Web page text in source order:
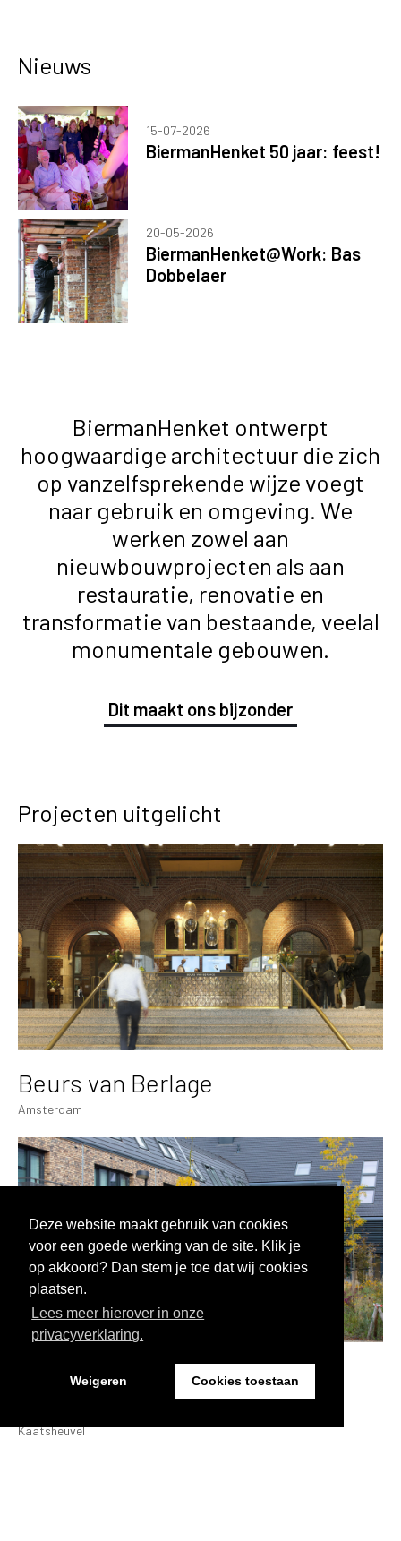
Deze website maakt gebruik van cookies
voor een goede werking van de site. Klik je
op akkoord? Dan stem je toe dat wij cookies
plaatsen.
Lees meer hierover in onze
privacyverklaring.
Weigeren Cookies toestaan
Nieuws
15-07-2026
BiermanHenket 50 jaar: feest!
20-05-2026
BiermanHenket@Work: Bas
Dobbelaer
BiermanHenket ontwerpt
hoogwaardige architectuur die zich
op vanzelfsprekende wijze voegt
naar gebruik en omgeving. We
werken zowel aan
nieuwbouwprojecten als aan
restauratie, renovatie en
transformatie van bestaande, veelal
monumentale gebouwen.
Dit maakt ons bijzonder
Projecten uitgelicht
Beurs van Berlage
Amsterdam
Park Vossenberg:
woonzorgcomplex
Kaatsheuvel